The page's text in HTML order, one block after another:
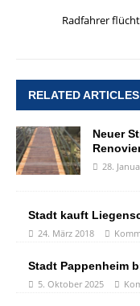
Radfahrer
RELATED ARTICLES
Neuer
28.
Stadt kauft
24. März 2018
Stadt Pappenheim
5. Oktober 2025